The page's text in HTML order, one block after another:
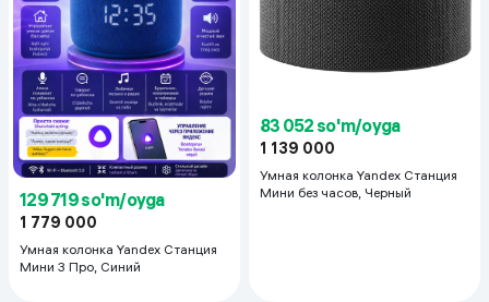
129 719 so'm/oyga
1 779 000
Умная колонка Yandex Станция
Мини 3 Про, Синий
83 052 so'm/oyga
1 139 000
Умная колонка Yandex Станция
Мини без часов, Черный